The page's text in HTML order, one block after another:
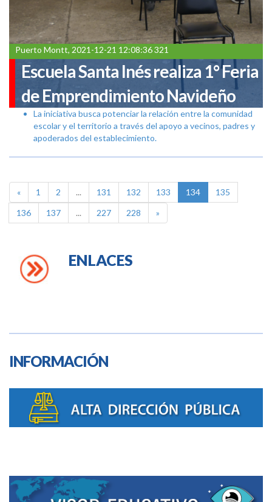
Puerto Montt, 2021-12-21 12:08:36 321
Escuela Santa Inés realiza 1° Feria
de Emprendimiento Navideño
La iniciativa busca potenciar la relación entre la comunidad
escolar y el territorio a través del apoyo a vecinos, padres y
apoderados del establecimiento.
« 1 2 ... 131 132 133 134
135
136
137 ... 227 228 »
ENLACES
INFORMACIÓN